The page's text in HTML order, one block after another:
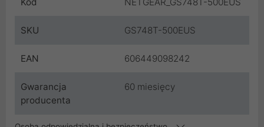
SKU GS748T-500EUS
EAN 606449098242
Gwarancja
producenta
60 miesięcy